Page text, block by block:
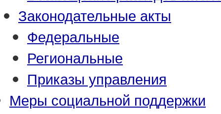
Законодательные акты
Федеральные
Региональные
Приказы управления
Меры социальной поддержки